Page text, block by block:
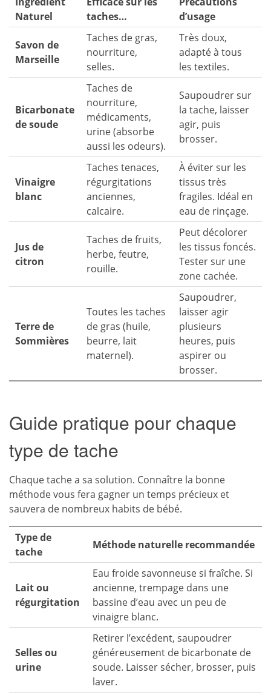
Naturel
taches…
d’usage
Savon de
Marseille
Taches de gras,
nourriture,
selles.
Très doux,
adapté à tous
les textiles.
Bicarbonate
de soude
Taches de
nourriture,
médicaments,
urine (absorbe
aussi les odeurs).
Saupoudrer sur
la tache, laisser
agir, puis
brosser.
Vinaigre
blanc
Taches tenaces,
régurgitations
anciennes,
calcaire.
À éviter sur les
tissus très
fragiles. Idéal en
eau de rinçage.
Jus de
citron
Taches de fruits,
herbe, feutre,
rouille.
Peut décolorer
les tissus foncés.
Tester sur une
zone cachée.
Terre de
Sommières
Toutes les taches
de gras (huile,
beurre, lait
maternel).
Saupoudrer,
laisser agir
plusieurs
heures, puis
aspirer ou
brosser.
Guide pratique pour chaque
type de tache
Chaque tache a sa solution. Connaître la bonne
méthode vous fera gagner un temps précieux et
sauvera de nombreux habits de bébé.
Type de
tache
Méthode naturelle recommandée
Lait ou
régurgitation
Eau froide savonneuse si fraîche. Si
ancienne, trempage dans une
bassine d’eau avec un peu de
vinaigre blanc.
Selles ou
urine
Retirer l’excédent, saupoudrer
généreusement de bicarbonate de
soude. Laisser sécher, brosser, puis
laver.